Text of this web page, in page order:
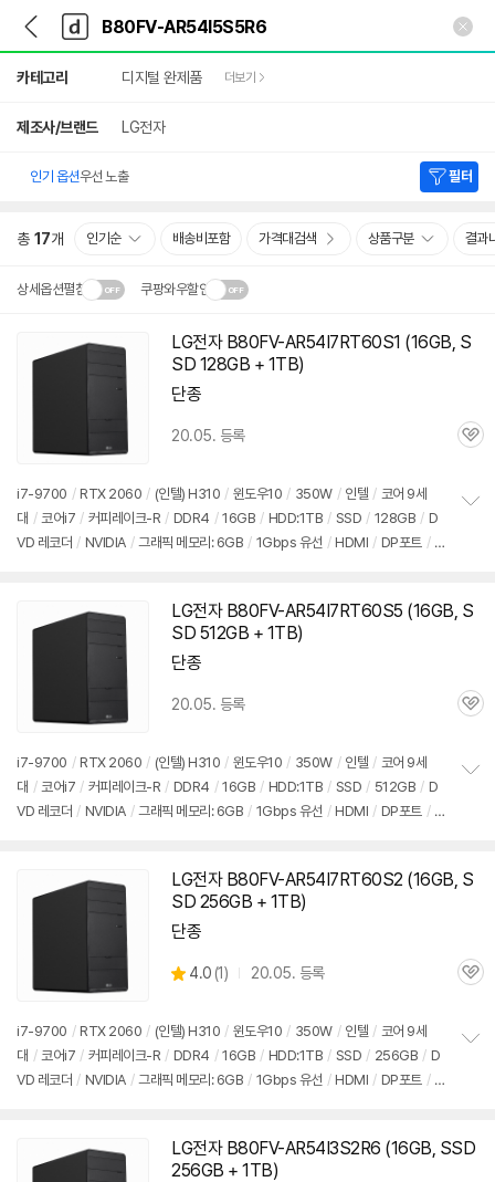
다
나
와
가
기
다
와
메
인
카테고리 디지털 완제품 더보기
제조사/브랜드 LG전자
인기 옵션우선 노출 필터
총 17개 인기순 배송비포함 가격대검색 상품구분 결과
상세옵션펼침 쿠팡와우할인
설치 환경·지역에 따라
배송·설치비가 달라집니다.닫
기
LG전자 B80FV-AR54I7RT60S1 (16GB, S
SD 128GB + 1TB)
단종
20.05. 등록
관
i7-9700 / RTX 2060 / (인텔) H310 / 윈도우10 / 350W / 인텔 / 코어 9세
대 / 코어i7 / 커피레이크-R / DDR4 / 16GB / HDD:1TB / SSD / 128GB / D
VD 레코더 / NVIDIA / 그래픽 메모리: 6GB / 1Gbps 유선 / HDMI / DP포트 / D
기
LG전자 B80FV-AR54I7RT60S5 (16GB, S
SD 512GB + 1TB)
단종
20.05. 등록
관
i7-9700 / RTX 2060 / (인텔) H310 / 윈도우10 / 350W / 인텔 / 코어 9세
대 / 코어i7 / 커피레이크-R / DDR4 / 16GB / HDD:1TB / SSD / 512GB / D
VD 레코더 / NVIDIA / 그래픽 메모리: 6GB / 1Gbps 유선 / HDMI / DP포트 / D
기
LG전자 B80FV-AR54I7RT60S2 (16GB, S
SD 256GB + 1TB)
단종
별
4.0 (상
1) 20.05. 등록
관
i7-9700 / RTX 2060 / (인텔) H310 / 윈도우10 / 350W / 인텔 / 코어 9세
대 / 코어i7 / 커피레이크-R / DDR4 / 16GB / HDD:1TB / SSD / 256GB / D
VD 레코더 / NVIDIA / 그래픽 메모리: 6GB / 1Gbps 유선 / HDMI / DP포트 / D
기
LG전자 B80FV-AR54I3S2R6 (16GB, SSD
256GB + 1TB)